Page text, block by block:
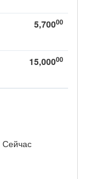
5,70000
15,00000
Сейчас